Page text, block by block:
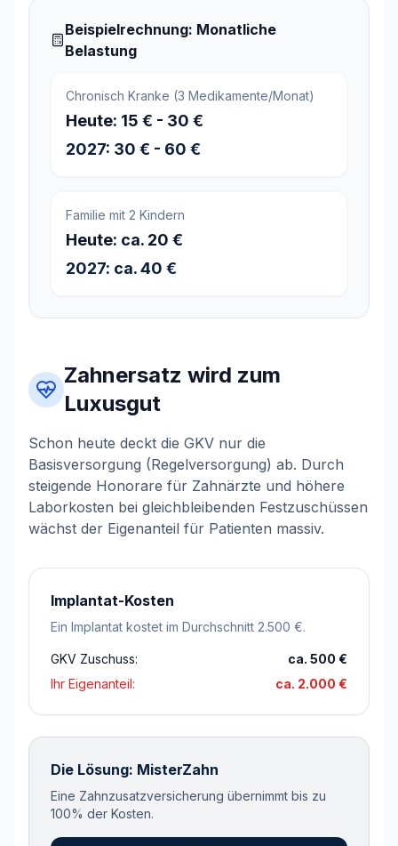
Beispielrechnung: Monatliche
Belastung
Chronisch Kranke (3 Medikamente/Monat)
Heute: 15 € - 30 €
2027: 30 € - 60 €
Familie mit 2 Kindern
Heute: ca. 20 €
2027: ca. 40 €
Zahnersatz wird zum
Luxusgut
Schon heute deckt die GKV nur die
Basisversorgung (Regelversorgung) ab. Durch
steigende Honorare für Zahnärzte und höhere
Laborkosten bei gleichbleibenden Festzuschüssen
wächst der Eigenanteil für Patienten massiv.
Implantat-Kosten
Ein Implantat kostet im Durchschnitt 2.500 €.
GKV Zuschuss:
ca. 500 €
Ihr Eigenanteil:
ca. 2.000 €
Die Lösung: MisterZahn
Eine Zahnzusatzversicherung übernimmt bis zu
100% der Kosten.